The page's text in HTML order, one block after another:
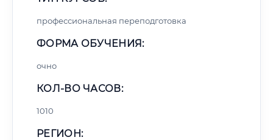
профессиональная переподготовка
ФОРМА ОБУЧЕНИЯ:
очно
КОЛ-ВО ЧАСОВ:
1010
РЕГИОН: